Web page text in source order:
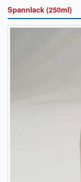
BL-Motor
Zahlung
Spannlack (250ml)